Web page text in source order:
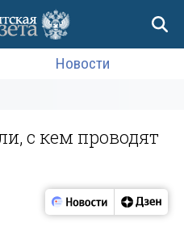
Новости
с кем проводят